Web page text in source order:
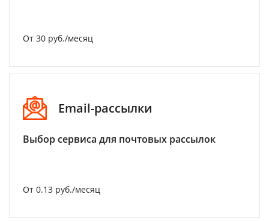
От 30 руб./месяц
Email-рассылки
Выбор сервиса для почтовых рассылок
От 0.13 руб./месяц